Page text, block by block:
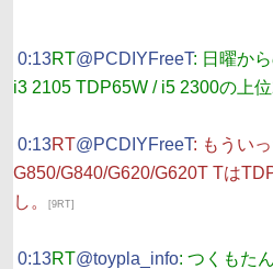
0:13RT@PCDIYFreeT: 日曜か
i3 2105 TDP65W / i5 2300の上
0:13RT@PCDIYFreeT: もうい
G850/G840/G620/G620T Tは
し。
[9RT]
0:13RT@toypla_info: つくもた